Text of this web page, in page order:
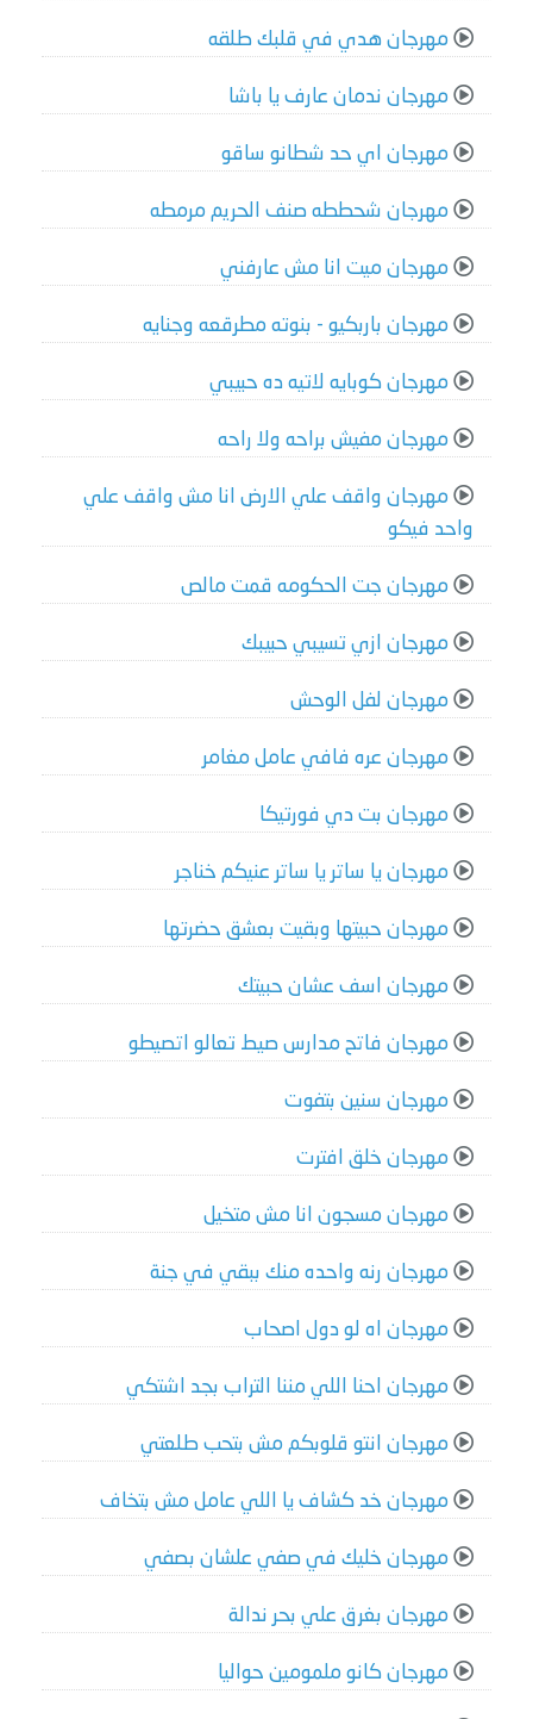
مهرجان هدي في قلبك طلقه
مهرجان ندمان عارف يا باشا
مهرجان اي حد شطانو ساقو
مهرجان شحططه صنف الحريم مرمطه
مهرجان ميت انا مش عارفني
مهرجان باربكيو - بنوته مطرقعه وجنايه
مهرجان كوبايه لاتيه ده حبيبي
مهرجان مفيش براحه ولا راحه
مهرجان واقف علي الارض انا مش واقف علي
واحد فيكو
مهرجان جت الحكومه قمت مالص
مهرجان ازي تسيبي حبيبك
مهرجان لفل الوحش
مهرجان عره فافي عامل مغامر
مهرجان بت دي فورتيكا
مهرجان يا ساتر يا ساتر عنيكم خناجر
مهرجان حبيتها وبقيت بعشق حضرتها
مهرجان اسف عشان حبيتك
مهرجان فاتح مدارس صيط تعالو اتصيطو
مهرجان سنين بتفوت
مهرجان خلق افترت
مهرجان مسجون انا مش متخيل
مهرجان رنه واحده منك ببقي في جنة
مهرجان اه لو دول اصحاب
مهرجان احنا اللي مننا التراب بجد اشتكي
مهرجان انتو قلوبكم مش بتحب طلعتي
مهرجان خد كشاف يا اللي عامل مش بتخاف
مهرجان خليك في صفي علشان بصفي
مهرجان بغرق علي بحر ندالة
مهرجان كانو ملمومين حواليا